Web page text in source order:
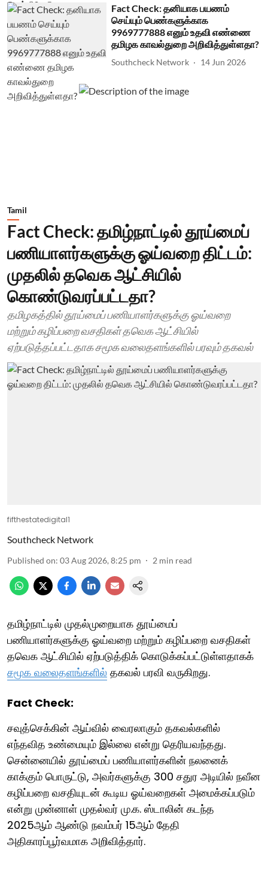
Fact Check: தனியாக பயணம்
செய்யும் பெண்களுக்காக
9969777888 எனும் உதவி எண்ணை
தமிழக காவல்துறை அறிவித்துள்ளதா?
Southcheck Network 14 Jun 2026
Tamil
Fact Check: தமிழ்நாட்டில் தூய்மைப்
பணியாளர்களுக்கு ஓய்வறை திட்டம்:
முதலில் தவெக ஆட்சியில்
கொண்டுவரப்பட்டதா?
தமிழகத்தில் தூய்மைப் பணியாளர்களுக்கு ஓய்வறை
மற்றும் கழிப்பறை வசதிகள் தவெக ஆட்சியில்
ஏற்படுத்தப்பட்டதாக சமூக வலைதளங்களில் பரவும் தகவல்
fifthestatedigital1
Southcheck Network
Published on: 03 Aug 2026, 8:25 pm 2 min read
தமிழ்நாட்டில் முதல்முறையாக தூய்மைப்
பணியாளர்களுக்கு ஓய்வறை மற்றும் கழிப்பறை வசதிகள்
தவெக ஆட்சியில் ஏற்படுத்திக் கொடுக்கப்பட்டுள்ளதாகக்
சமூக வலைதளங்களில் தகவல் பரவி வருகிறது.
Fact Check:
சவுத்செக்கின் ஆய்வில் வைரலாகும் தகவல்களில்
எந்தவித உண்மையும் இல்லை என்று தெரியவந்தது.
சென்னையில் தூய்மைப் பணியாளர்களின் நலனைக்
காக்கும் பொருட்டு, அவர்களுக்கு 300 சதுர அடியில் நவீன
கழிப்பறை வசதியுடன் கூடிய ஓய்வறைகள் அமைக்கப்படும்
என்று முன்னாள் முதல்வர் மு.க. ஸ்டாலின் கடந்த
2025ஆம் ஆண்டு நவம்பர் 15ஆம் தேதி
அதிகாரப்பூர்வமாக அறிவித்தார்.